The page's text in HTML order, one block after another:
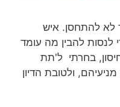
לא להתחסן. איש
לנסות להבין מה עומד
בחרתי ל'תת
ולטובת הדיון